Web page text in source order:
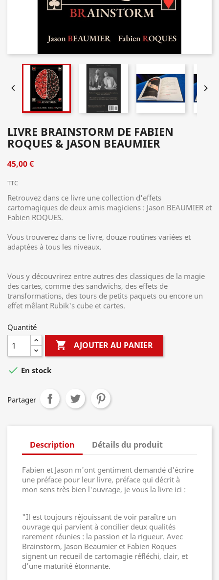
 
LIVRE BRAINSTORM DE FABIEN
ROQUES & JASON BEAUMIER
45,00 €
TTC
Retrouvez dans ce livre une collection d'effets
cartomagiques de deux amis magiciens : Jason BEAUMIER et
Fabien ROQUES.
Vous trouverez dans ce livre, douze routines variées et
adaptées à tous les niveaux.
Vous y découvrirez entre autres des classiques de la magie
des cartes, comme des sandwichs, des effets de
transformations, des tours de petits paquets ou encore un
effet mêlant Rubik's cube et cartes.
Quantité
 AJOUTER AU PANIER
 En stock
Partager
Description Détails du produit
Fabien et Jason m'ont gentiment demandé d'écrire
une préface pour leur livre, préface qui décrit à
mon sens très bien l'ouvrage, je vous la livre ici :
"Il est toujours réjouissant de voir paraître un
ouvrage qui parvient à concilier deux qualités
rarement réunies : la passion et la rigueur. Avec
Brainstorm, Jason Beaumier et Fabien Roques
signent un recueil de cartomagie réfléchi, clair, et
d’une maturité étonnante.